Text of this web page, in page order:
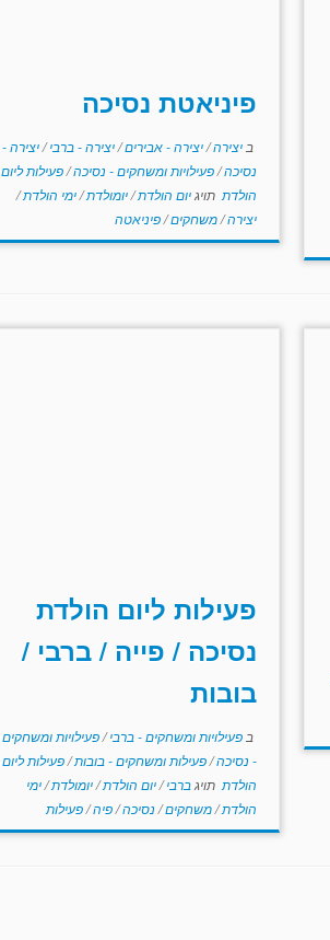
פיניאטת נסיכה
ב יצירה/יצירה - אבירים/יצירה - ברבי/יצירה -
נסיכה/פעילויות ומשחקים - נסיכה/פעילות ליום
הולדת תויגיום הולדת/יומולדת/ימי הולדת/
יצירה/משחקים/פיניאטה
פעילות ליום הולדת
נסיכה / פייה / ברבי /
בובות
ב פעילויות ומשחקים - ברבי/פעילויות ומשחקים
- נסיכה/פעילות ומשחקים - בובות/פעילות ליום
הולדת תויגברבי/יום הולדת/יומולדת/ימי
הולדת/משחקים/ נסיכה/פיה/פעילות